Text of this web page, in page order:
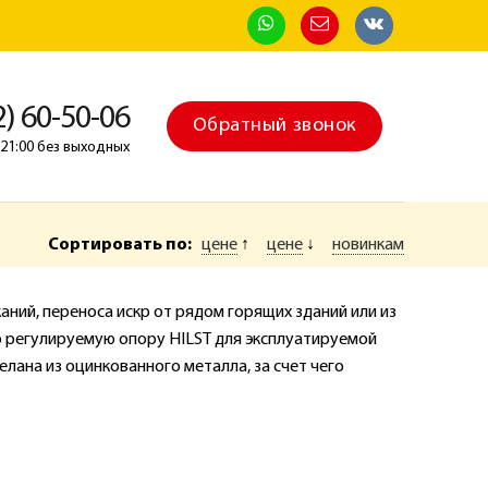
60-50-06
без выходных
Обратный звонок
Сортировать по: цене ↑ цене ↓ новинкам
переноса искр от рядом горящих зданий или из
опору HILST для эксплуатируемой
из оцинкованного металла, за счет чего